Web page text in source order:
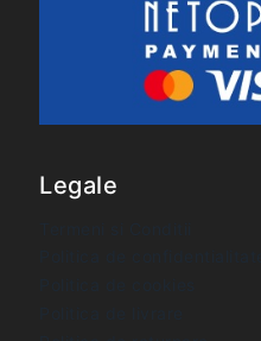
Legale